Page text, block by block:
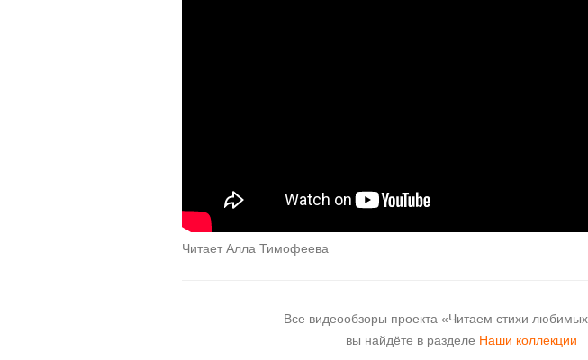
Читает Алла Тимофеева
Все видеообзоры проекта «Читаем стихи любимых
вы найдёте в разделе Наши коллекции